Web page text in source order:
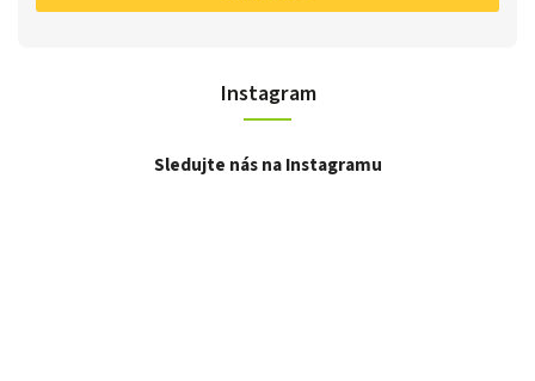
Instagram
Sledujte nás na Instagramu